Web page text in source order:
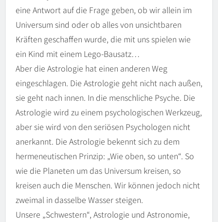
eine Antwort auf die Frage geben, ob wir allein im
Universum sind oder ob alles von unsichtbaren
Kräften geschaffen wurde, die mit uns spielen wie
ein Kind mit einem Lego-Bausatz…
Aber die Astrologie hat einen anderen Weg
eingeschlagen. Die Astrologie geht nicht nach außen,
sie geht nach innen. In die menschliche Psyche. Die
Astrologie wird zu einem psychologischen Werkzeug,
aber sie wird von den seriösen Psychologen nicht
anerkannt. Die Astrologie bekennt sich zu dem
hermeneutischen Prinzip: „Wie oben, so unten“. So
wie die Planeten um das Universum kreisen, so
kreisen auch die Menschen. Wir können jedoch nicht
zweimal in dasselbe Wasser steigen.
Unsere „Schwestern“, Astrologie und Astronomie,